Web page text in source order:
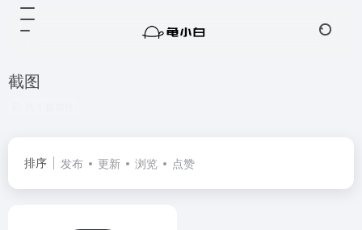
截图
排序 发布 更新 浏览 点赞